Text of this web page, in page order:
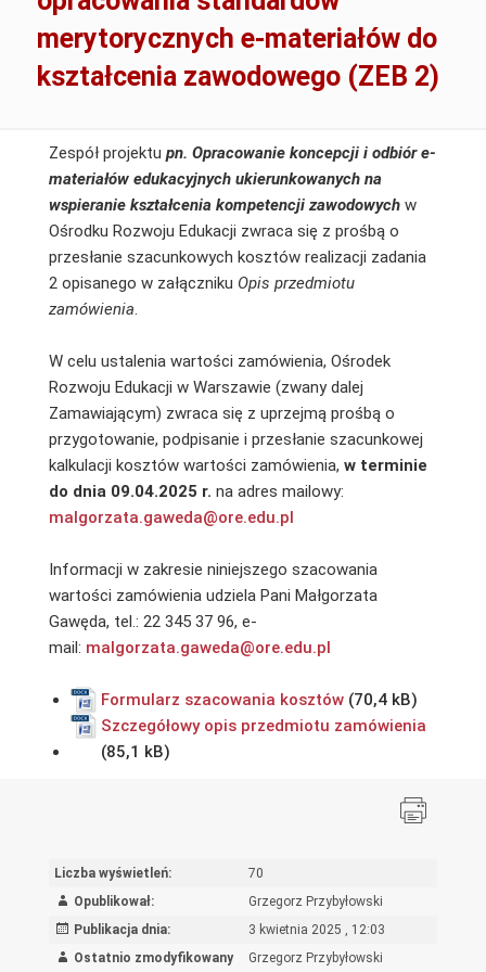
merytorycznych e-materiałów do
kształcenia zawodowego (ZEB 2)
Zespół projektu pn. Opracowanie koncepcji i odbiór e-
materiałów edukacyjnych ukierunkowanych na
wspieranie kształcenia kompetencji zawodowychw
Ośrodku Rozwoju Edukacji zwraca się z prośbą o
przesłanie szacunkowych kosztów realizacji zadania
2 opisanego w załączniku Opis przedmiotu
zamówienia.
W celu ustalenia wartości zamówienia, Ośrodek
Rozwoju Edukacji w Warszawie (zwany dalej
Zamawiającym) zwraca się z uprzejmą prośbą o
przygotowanie, podpisanie i przesłanie szacunkowej
kalkulacji kosztów wartości zamówienia, w terminie
do dnia 09.04.2025 r. na adres mailowy:
malgorzata.gaweda@ore.edu.pl
Informacji w zakresie niniejszego szacowania
wartości zamówienia udziela Pani Małgorzata
Gawęda, tel.: 22 345 37 96, e-
mail: malgorzata.gaweda@ore.edu.pl
Formularz szacowania kosztów
Szczegółowy opis przedmiotu zamówienia
Liczba wyświetleń:
70
Opublikował:
Grzegorz Przybyłowski
Publikacja dnia:
3 kwietnia 2025 , 12:03
Ostatnio zmodyfikowany
Grzegorz Przybyłowski